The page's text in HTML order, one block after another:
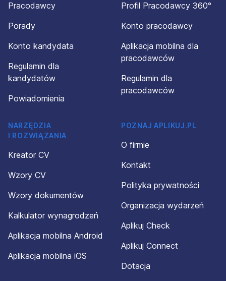
Pracodawcy
Porady
Konto kandydata
Regulamin dla
kandydatów
Powiadomienia
Profil Pracodawcy 360°
Konto pracodawcy
Aplikacja mobilna dla
pracodawców
Regulamin dla
pracodawców
NARZĘDZIA
I ROZWIĄZANIA
Kreator CV
Wzory CV
Wzory dokumentów
Kalkulator wynagrodzeń
Aplikacja mobilna Android
Aplikacja mobilna iOS
POZNAJ APLIKUJ.PL
O firmie
Kontakt
Polityka prywatności
Organizacja wydarzeń
Aplikuj Check
Aplikuj Connect
Dotacja